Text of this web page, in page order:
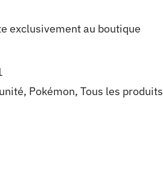
exclusivement au boutique
, Pokémon, Tous les produits